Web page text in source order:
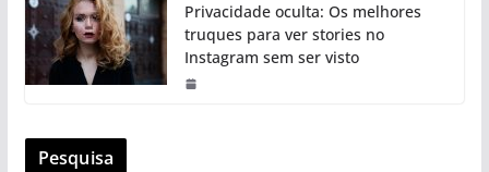
Privacidade oculta: Os melhores
truques para ver stories no
Instagram sem ser visto
Pesquisa